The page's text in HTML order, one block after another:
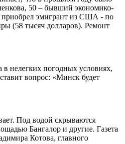
50 – бывший экономико-
эмигрант из США - по
(58 тысяч долларов). Ремонт
нелегких погодных условиях,
вопрос: «Минск будет
Под водой скрываются
Бангалор и другие. Газета
Котова, главного